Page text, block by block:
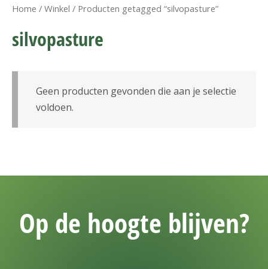
Home / Winkel / Producten getagged “silvopasture”
silvopasture
Geen producten gevonden die aan je selectie
voldoen.
Op de hoogte blijven?